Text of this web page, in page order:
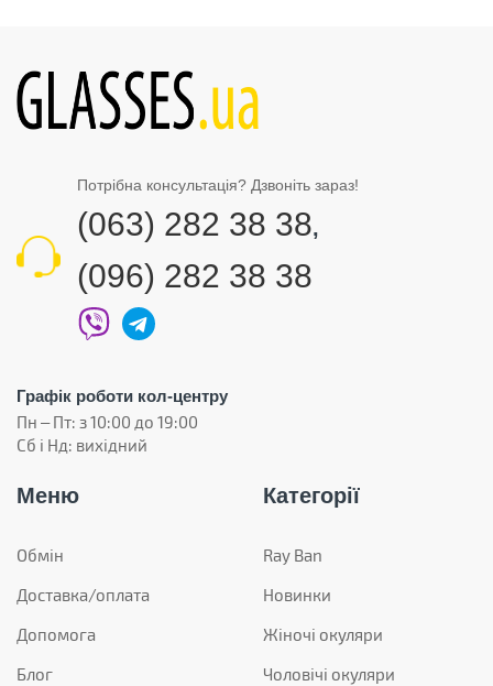
Потрібна консультація? Дзвоніть зараз!
(063) 282 38 38,
(096) 282 38 38
Графік роботи кол-центру
Пн – Пт: з 10:00 до 19:00
Сб і Нд: вихідний
Меню
Обмін
Доставка/оплата
Допомога
Блог
Категорії
Ray Ban
Новинки
Жіночі окуляри
Чоловічі окуляри